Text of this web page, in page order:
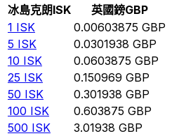
冰島克朗ISK 英國鎊GBP
1 ISK 0.00603875 GBP
5 ISK 0.0301938 GBP
10 ISK 0.0603875 GBP
25 ISK 0.150969 GBP
50 ISK 0.301938 GBP
100 ISK 0.603875 GBP
500 ISK 3.01938 GBP